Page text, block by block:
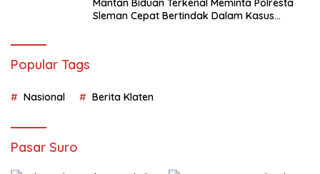
Mantan Biduan Terkenal Meminta Polresta
Sleman Cepat Bertindak Dalam Kasus
Popular Tags
Nasional Berita Klaten
Pasar Suro